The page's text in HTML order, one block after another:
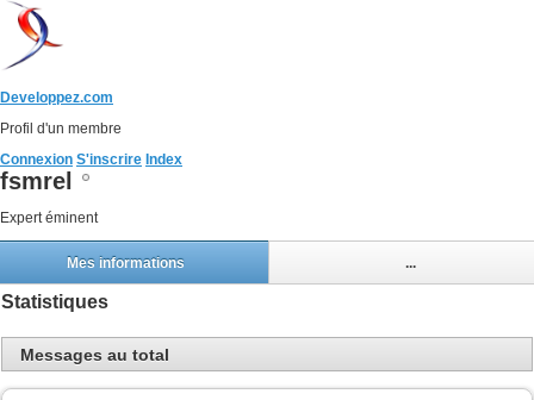
Developpez.com
Profil d'un membre
Connexion S'inscrire Index
fsmrel
Expert éminent
Mes informations ...
Statistiques
Messages au total